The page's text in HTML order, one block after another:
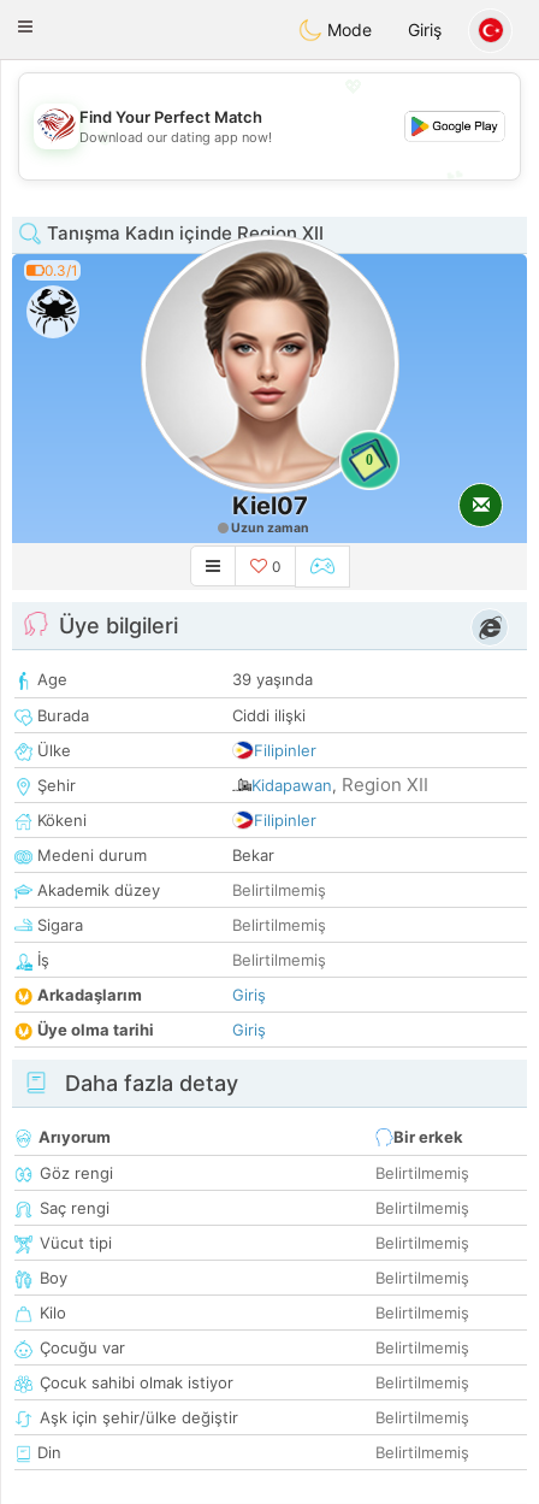
Dating
Toggle
Mode Giriş
💖
💕
Find Your Perfect Match
Download our dating app now!
Tanışma Kadın içinde Region XII
0.3/1
0
Kiel07
Uzun zaman
0
Üye bilgileri
Age
39 yaşında
Burada
Ciddi ilişki
Ülke
Filipinler
Şehir
Kidapawan, Region XII
Kökeni
Filipinler
Medeni durum
Bekar
Akademik düzey
Belirtilmemiş
Sigara
Belirtilmemiş
İş
Belirtilmemiş
Arkadaşlarım
Giriş
Üye olma tarihi
Giriş
Daha fazla detay
Arıyorum
Bir erkek
Göz rengi
Belirtilmemiş
Saç rengi
Belirtilmemiş
Vücut tipi
Belirtilmemiş
Boy
Belirtilmemiş
Kilo
Belirtilmemiş
Çocuğu var
Belirtilmemiş
Çocuk sahibi olmak istiyor
Belirtilmemiş
Aşk için şehir/ülke değiştir
Belirtilmemiş
Din
Belirtilmemiş